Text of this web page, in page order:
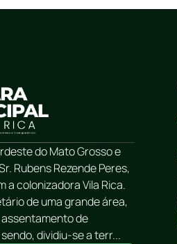
do Mato Grosso e
Rubens Rezende Peres,
a colonizadora Vila Rica.
de uma grande área,
de
dividiu-se a terr...